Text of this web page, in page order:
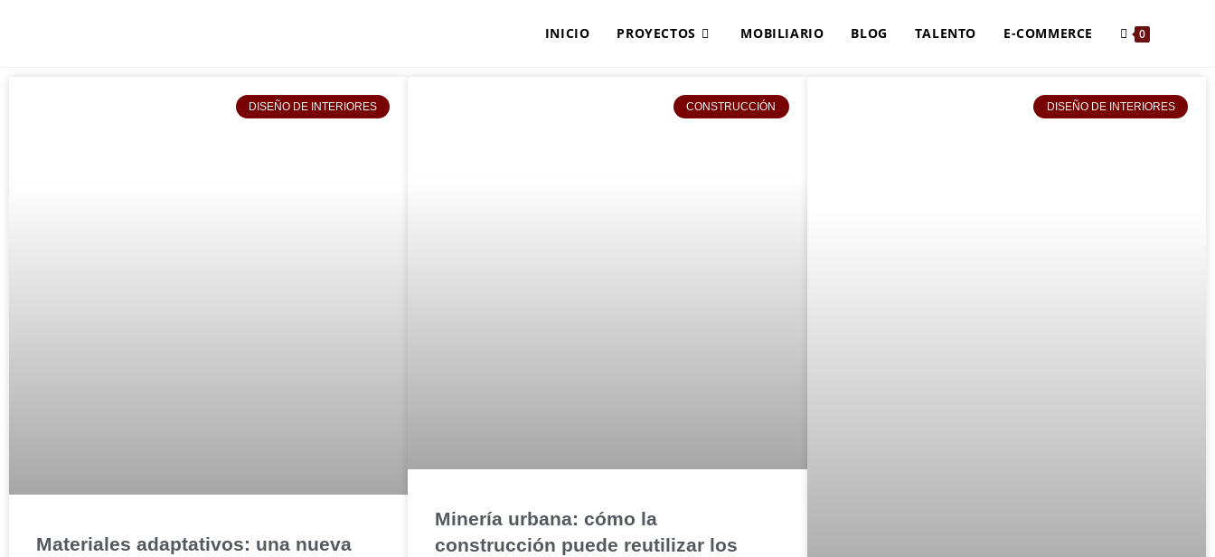
INICIO PROYECTOS MOBILIARIO BLOG TALENTO E-COMMERCE 0
DISEÑO DE INTERIORES
Materiales adaptativos: una nueva
CONSTRUCCIÓN
Minería urbana: cómo la
construcción puede reutilizar los
DISEÑO DE INTERIORES